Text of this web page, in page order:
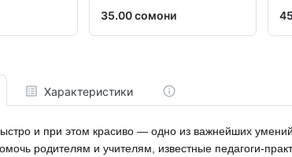
35.00 сомони
Характеристики
и при этом красиво — одно из важнейших
родителям и учителям, известные педагоги-